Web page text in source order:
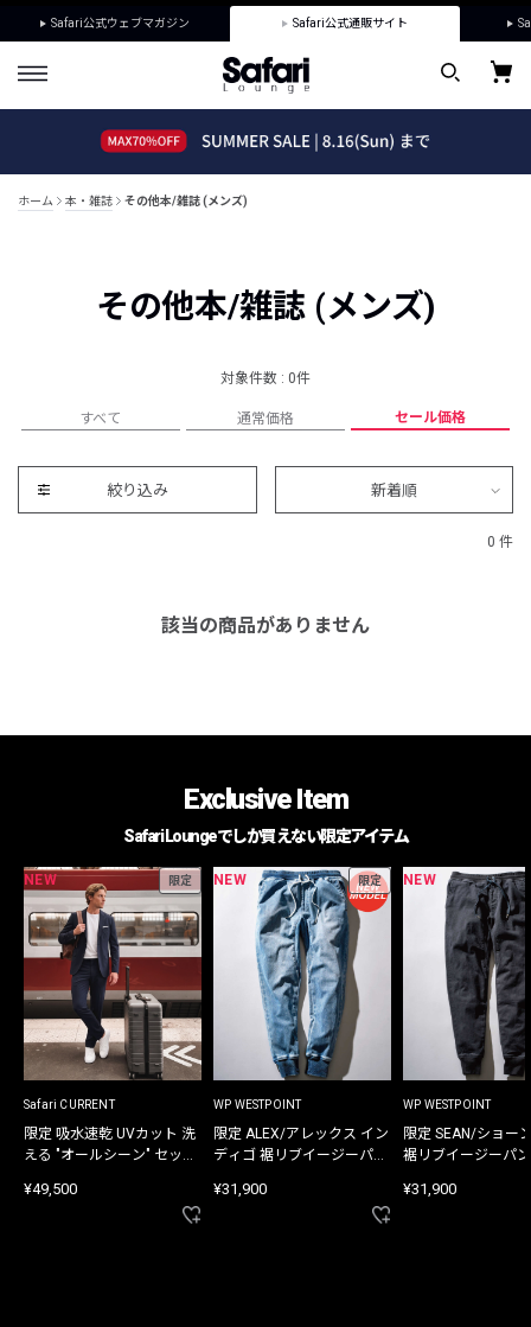
Safari公式ウェブマガジン Safari公式通販サイト
ホーム 本・雑誌 その他本/雑誌 (メンズ)
その他本/雑誌 (メンズ)
対象件数 : 0件
すべて 通常価格 セール価格
絞り込み 新着順
0 件
該当の商品がありません
Exclusive Item
Safari Loungeでしか買えない限定アイテム
NEW 限定
Safari CURRENT
限定 吸水速乾 UVカット 洗
える "オールシーン" セット
¥49,500
NEW 限定
WP WESTPOINT
限定 ALEX/アレックス イン
ディゴ 裾リブイージーパン
¥31,900
NEW
WP WESTPOINT
限定 SEAN/ショー
裾リブイージーパ
¥31,900